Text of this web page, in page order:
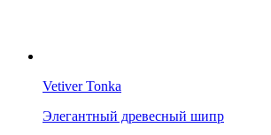
Vetiver Tonka
Элегантный древесный шипр